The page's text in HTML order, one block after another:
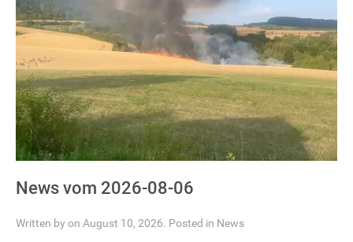
News vom 2026-08-06
Written by on August 10, 2026. Posted in News